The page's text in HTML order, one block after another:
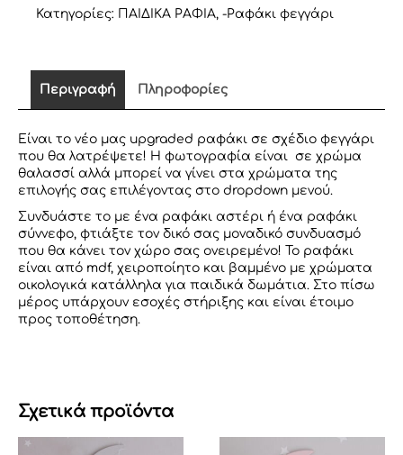
ΘΑΛΑΣΣΙ
ποσότητα
Κατηγορίες:
ΠΑΙΔΙΚΑ ΡΑΦΙΑ, -Ραφάκι φεγγάρι
Περιγραφή Πληροφορίες
Είναι το νέο μας upgraded ραφάκι σε σχέδιο φεγγάρι
που θα λατρέψετε! Η φωτογραφία είναι σε χρώμα
θαλασσί αλλά μπορεί να γίνει στα χρώματα της
επιλογής σας επιλέγοντας στο dropdown μενού.
Συνδυάστε το με ένα ραφάκι αστέρι ή ένα ραφάκι
σύννεφο, φτιάξτε τον δικό σας μοναδικό συνδυασμό
που θα κάνει τον χώρο σας ονειρεμένο! Το ραφάκι
είναι από mdf, χειροποίητο και βαμμένο με χρώματα
οικολογικά κατάλληλα για παιδικά δωμάτια. Στο πίσω
μέρος υπάρχουν εσοχές στήριξης και είναι έτοιμο
προς τοποθέτηση.
Σχετικά προϊόντα